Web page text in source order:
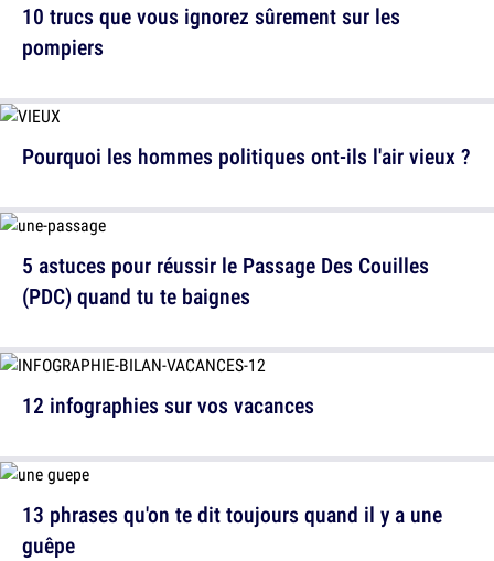
10 trucs que vous ignorez sûrement sur les
pompiers
5 astuces pour réussir le Passage Des Couilles
(PDC) quand tu te baignes
13 phrases qu'on te dit toujours quand il y a une
guêpe
Pourquoi les hommes politiques ont-ils l'air vieux ?
12 infographies sur vos vacances